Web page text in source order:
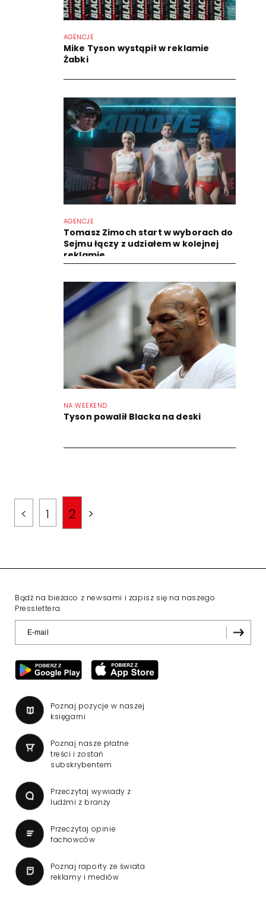
AGENCJE
Mike Tyson wystąpił w reklamie
Żabki
AGENCJE
Tomasz Zimoch start w wyborach do
Sejmu łączy z udziałem w kolejnej
reklamie
NA WEEKEND
Tyson powalił Blacka na deski
< 1 2 >
Bądź na bieżaco z newsami i zapisz się na naszego
Presslettera
Poznaj pozycje w naszej
księgarni
Poznaj nasze płatne
treści i zostań
subskrybentem
Przeczytaj wywiady z
ludźmi z branży
Przeczytaj opinie
fachowców
Poznaj raporty ze świata
reklamy i mediów